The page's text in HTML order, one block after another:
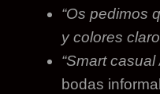
“Os pedimos
y colores
“Smart
bodas